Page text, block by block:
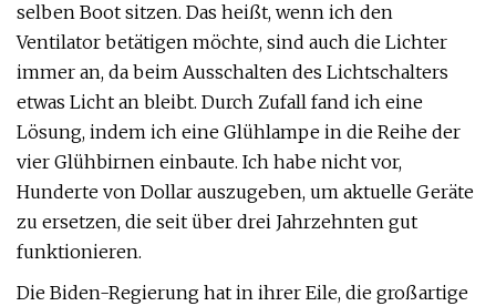
selben Boot sitzen. Das heißt, wenn ich den
Ventilator betätigen möchte, sind auch die Lichter
immer an, da beim Ausschalten des Lichtschalters
etwas Licht an bleibt. Durch Zufall fand ich eine
Lösung, indem ich eine Glühlampe in die Reihe der
vier Glühbirnen einbaute. Ich habe nicht vor,
Hunderte von Dollar auszugeben, um aktuelle Geräte
zu ersetzen, die seit über drei Jahrzehnten gut
funktionieren.
Die Biden-Regierung hat in ihrer Eile, die großartige